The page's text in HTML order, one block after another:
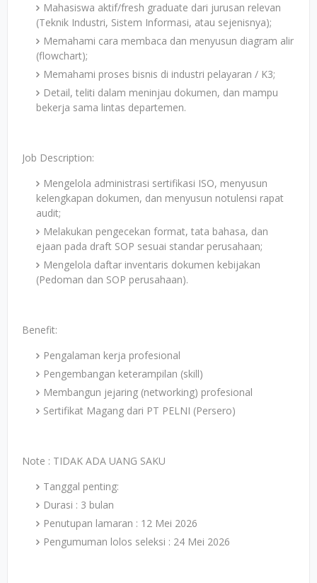
Mahasiswa aktif/fresh graduate dari jurusan relevan
(Teknik Industri, Sistem Informasi, atau sejenisnya);
Memahami cara membaca dan menyusun diagram alir
(flowchart);
Memahami proses bisnis di industri pelayaran / K3;
Detail, teliti dalam meninjau dokumen, dan mampu
bekerja sama lintas departemen.
Job Description:
Mengelola administrasi sertifikasi ISO, menyusun
kelengkapan dokumen, dan menyusun notulensi rapat
audit;
Melakukan pengecekan format, tata bahasa, dan
ejaan pada draft SOP sesuai standar perusahaan;
Mengelola daftar inventaris dokumen kebijakan
(Pedoman dan SOP perusahaan).
Benefit:
Pengalaman kerja profesional
Pengembangan keterampilan (skill)
Membangun jejaring (networking) profesional
Sertifikat Magang dari PT PELNI (Persero)
Note : TIDAK ADA UANG SAKU
Tanggal penting:
Durasi : 3 bulan
Penutupan lamaran : 12 Mei 2026
Pengumuman lolos seleksi : 24 Mei 2026